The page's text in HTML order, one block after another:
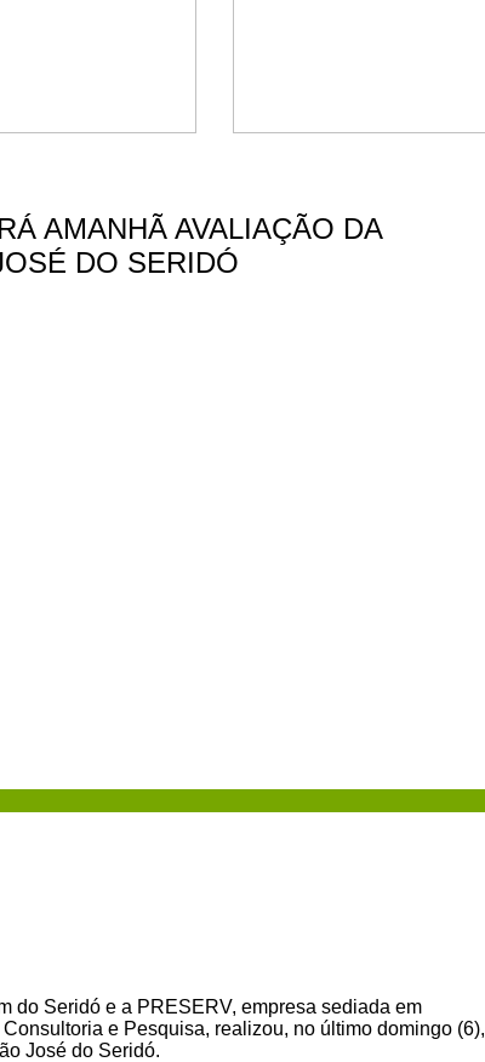
AMANHÃ AVALIAÇÃO DA
DO SERIDÓ
do Seridó e a PRESERV, empresa sediada em
e Pesquisa, realizou, no último domingo (6),
José do Seridó.